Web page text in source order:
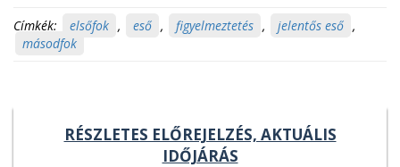
Címkék: elsőfok , eső , figyelmeztetés , jelentős eső ,
másodfok
RÉSZLETES ELŐREJELZÉS, AKTUÁLIS
IDŐJÁRÁS